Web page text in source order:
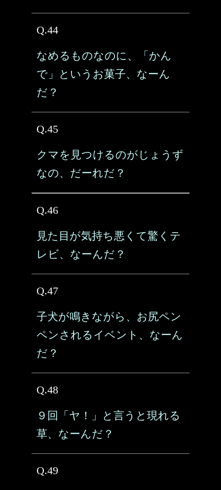
Q.44
なめるものなのに、「かん
で」というお菓子、なーん
だ？
Q.45
クマを見つけるのがじょうず
なの、だーれだ？
Q.46
見た目が気持ち悪くて驚くテ
レビ、なーんだ？
Q.47
子犬が鳴きながら、お尻ペン
ペンされるイベント、なーん
だ？
Q.48
９回「ヤ！」と言うと現れる
草、なーんだ？
Q.49